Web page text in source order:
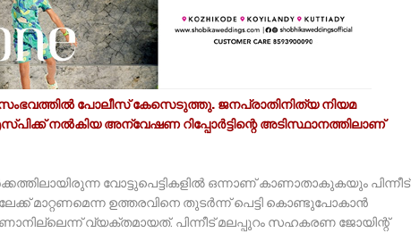
സംഭവത്തില്‍പോലീസ് കേസെടുത്തു. ജനപ്രാതിനിത്യ നിയമ
നല്‍കിയ അന്വേഷണ റിപ്പോര്‍ട്ടിന്റെ അടിസ്ഥാനത്തിലാണ്
വോട്ടുപെട്ടികളില്‍ ഒന്നാണ് കാണാതാകുകയും പിന്നീട്
മാറ്റണമെന്ന ഉത്തരവിനെ തുടര്‍ന്ന് പെട്ടി കൊണ്ടുപോകാന്‍
വ്യക്തമായത്. പിന്നീട് മലപ്പുറം സഹകരണ ജോയിന്റ്